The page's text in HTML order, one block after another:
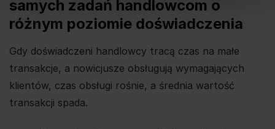
samych zadań handlowcom o
różnym poziomie doświadczenia
Gdy doświadczeni handlowcy tracą czas na małe
transakcje, a nowicjusze obsługują wymagających
klientów, czas obsługi rośnie, a średnia wartość
transakcji spada.